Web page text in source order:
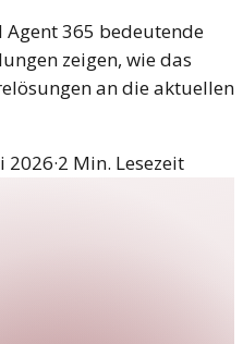
365 bedeutende
zeigen, wie das
an die aktuellen
2026·2 Min. Lesezeit